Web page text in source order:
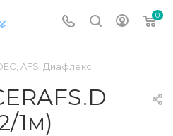
0
AFS, Диафлекс
1м)